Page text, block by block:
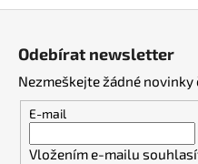
Odebírat newsletter
Nezmeškejte žádné novinky
E-mail
Vložením e-mailu